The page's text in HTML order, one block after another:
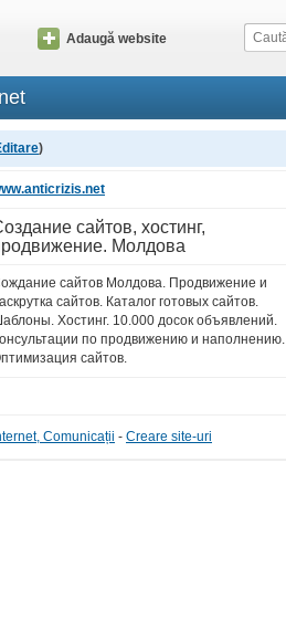
Adaugă website
)
сайтов, хостинг,
Молдова
сайтов Молдова. Продвижение и
сайтов. Каталог готовых сайтов.
Хостинг. 10.000 досок объявлений.
по продвижению и наполнению.
сайтов.
Comunicații - Creare site-uri